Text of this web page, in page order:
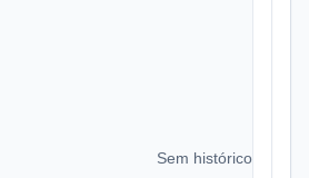
Sem histórico de